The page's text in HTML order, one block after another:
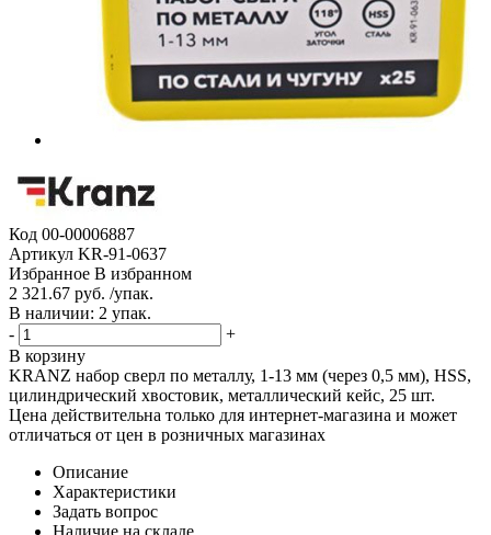
Код 00-00006887
Артикул KR-91-0637
Избранное В избранном
2 321.67 руб. /упак.
В наличии: 2 упак.
-
+
В корзину
KRANZ набор сверл по металлу, 1-13 мм (через 0,5 мм), HSS,
цилиндрический хвостовик, металлический кейс, 25 шт.
Цена действительна только для интернет-магазина и может
отличаться от цен в розничных магазинах
Описание
Характеристики
Задать вопрос
Наличие на складе